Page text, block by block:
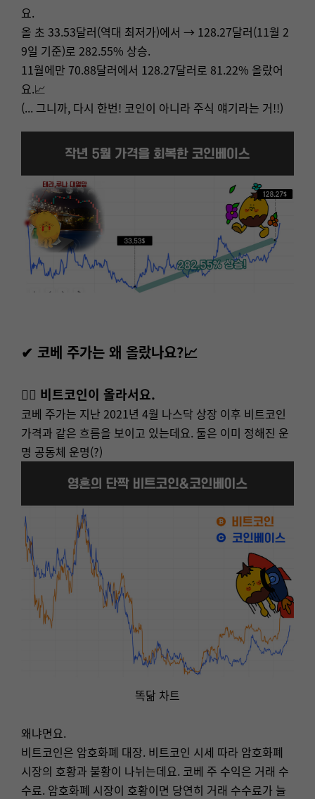
요.
올 초 33.53달러(역대 최저가)에서 → 128.27달러(11월 2
9일 기준)로 282.55% 상승.
11월에만 70.88달러에서 128.27달러로 81.22% 올랐어
요.📈
(... 그니까, 다시 한번! 코인이 아니라 주식 얘기라는 거!!)
✔ 코베 주가는 왜 올랐나요?📈
👉🏻 비트코인이 올라서요.
코베 주가는 지난 2021년 4월 나스닥 상장 이후 비트코인
가격과 같은 흐름을 보이고 있는데요. 둘은 이미 정해진 운
명 공동체 운명(?)
똑닮 차트
왜냐면요.
비트코인은 암호화폐 대장. 비트코인 시세 따라 암호화폐
시장의 호황과 불황이 나뉘는데요. 코베 주 수익은 거래 수
수료. 암호화폐 시장이 호황이면 당연히 거래 수수료가 늘